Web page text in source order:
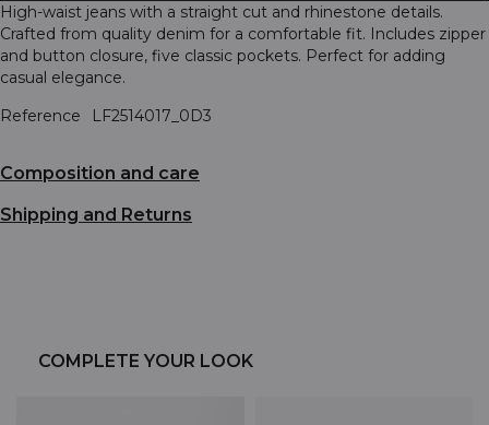
High-waist jeans with a straight cut and rhinestone details.
Crafted from quality denim for a comfortable fit. Includes zipper
and button closure, five classic pockets. Perfect for adding
casual elegance.
Reference
LF2514017_0D3
Composition and care
Shipping and Returns
COMPLETE YOUR LOOK